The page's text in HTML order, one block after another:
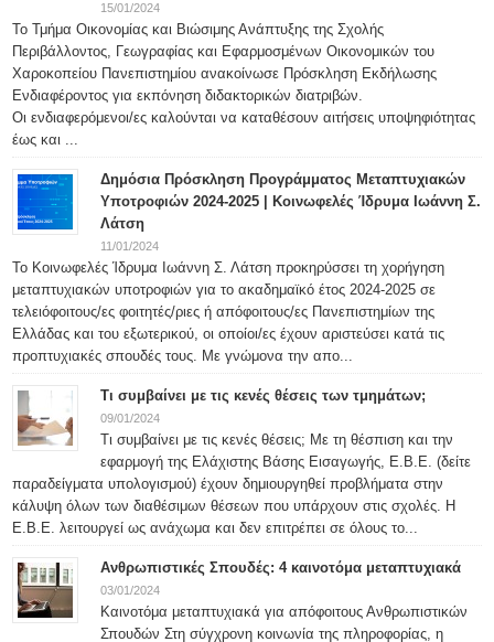
15/01/2024
Το Τμήμα Οικονομίας και Βιώσιμης Ανάπτυξης της Σχολής
Περιβάλλοντος, Γεωγραφίας και Εφαρμοσμένων Οικονομικών του
Χαροκοπείου Πανεπιστημίου ανακοίνωσε Πρόσκληση Εκδήλωσης
Ενδιαφέροντος για εκπόνηση διδακτορικών διατριβών.
Οι ενδιαφερόμενοι/ες καλούνται να καταθέσουν αιτήσεις υποψηφιότητας
έως και ...
Δημόσια Πρόσκληση Προγράμματος Μεταπτυχιακών
Υποτροφιών 2024-2025 | Κοινωφελές Ίδρυμα Ιωάννη Σ.
Λάτση
11/01/2024
Το Κοινωφελές Ίδρυμα Ιωάννη Σ. Λάτση προκηρύσσει τη χορήγηση
μεταπτυχιακών υποτροφιών για το ακαδημαϊκό έτος 2024-2025 σε
τελειόφοιτους/ες φοιτητές/ριες ή απόφοιτους/ες Πανεπιστημίων της
Ελλάδας και του εξωτερικού, οι οποίοι/ες έχουν αριστεύσει κατά τις
προπτυχιακές σπουδές τους. Με γνώμονα την απο...
Τι συμβαίνει με τις κενές θέσεις των τμημάτων;
09/01/2024
Τι συμβαίνει με τις κενές θέσεις; Με τη θέσπιση και την
εφαρμογή της Ελάχιστης Βάσης Εισαγωγής, Ε.Β.Ε. (δείτε
παραδείγματα υπολογισμού) έχουν δημιουργηθεί προβλήματα στην
κάλυψη όλων των διαθέσιμων θέσεων που υπάρχουν στις σχολές. Η
Ε.Β.Ε. λειτουργεί ως ανάχωμα και δεν επιτρέπει σε όλους το...
Ανθρωπιστικές Σπουδές: 4 καινοτόμα μεταπτυχιακά
03/01/2024
Καινοτόμα μεταπτυχιακά για απόφοιτους Ανθρωπιστικών
Σπουδών Στη σύγχρονη κοινωνία της πληροφορίας, η